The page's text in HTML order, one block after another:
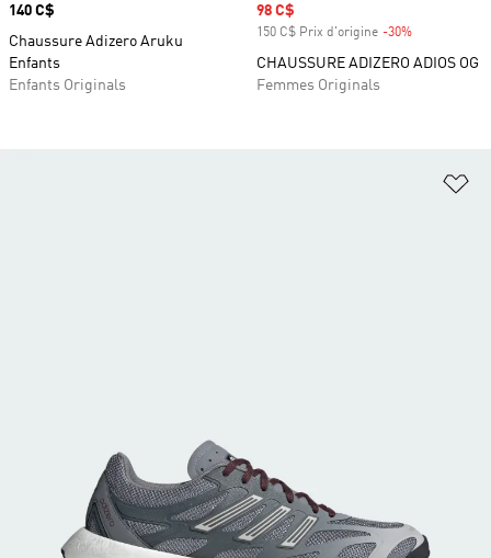
Prix
140 C$
Chaussure Adizero Aruku
Enfants
Enfants Originals
Prix soldé
98 C$
150 C$ Prix d'origine -30%
CHAUSSURE ADIZERO ADIOS OG
Femmes Originals